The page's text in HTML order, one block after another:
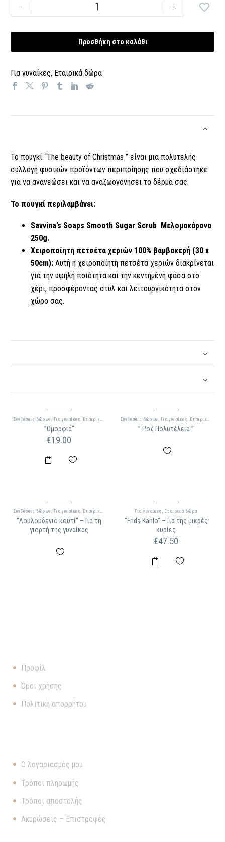
-
beauty
ποσότητα
+
Προσθήκη στο καλάθι
Για γυναίκες, Εταιρικά δώρα
Το πουγκί “The beauty of Christmas ” είναι μια πολυτελής
συλλογή φυσικών προϊόντων περιποίησης που σχεδιάστηκε
για να ανανεώσει και να αναζωογονήσει το δέρμα σας.
Το πουγκί περιλαμβάνει:
Savvina’s Soaps Smooth Sugar Scrub Μελομακάρονο
250g.
Χειροποίητη πετσέτα χεριών 100% βαμβακερή (30 x
50cm): Αυτή η χειροποίητη πετσέτα χεριών διακρίνεται
για την υψηλή ποιότητα και την κεντημένη φάσα στο
χέρι, προσφέροντας στυλ και λειτουργικότητα στον
χώρο σας.
Συνθέσεις δώρων Για γυναίκες Εταιρικά δώρα
”Ομορφιά”
€19.00
Συνθέσεις δώρων Για γυναίκες Εταιρικά δώρα
” Ροζ Πολυτέλεια ”
Συνθέσεις δώρων Για γυναίκες Εταιρικά δώρα
”Λουλουδένιο κουτί” – Για τη
γιορτή της γυναίκας
Για γυναίκες Εταιρικά δώρα
”Frida Kahlo” – Για της μικρές
κυρίες
€47.50
Προφίλ
Όροι χρήσης
Πολιτική απορρήτου
Ο λογαριασμός μου
Τρόποι πληρωμής
Τρόποι αποστολής
Ακυρώσεις – Επιστροφές